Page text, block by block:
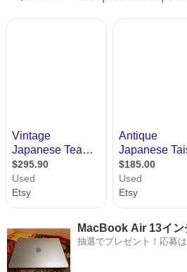
MacBook Air 13イ
抽選でプレゼント！応募